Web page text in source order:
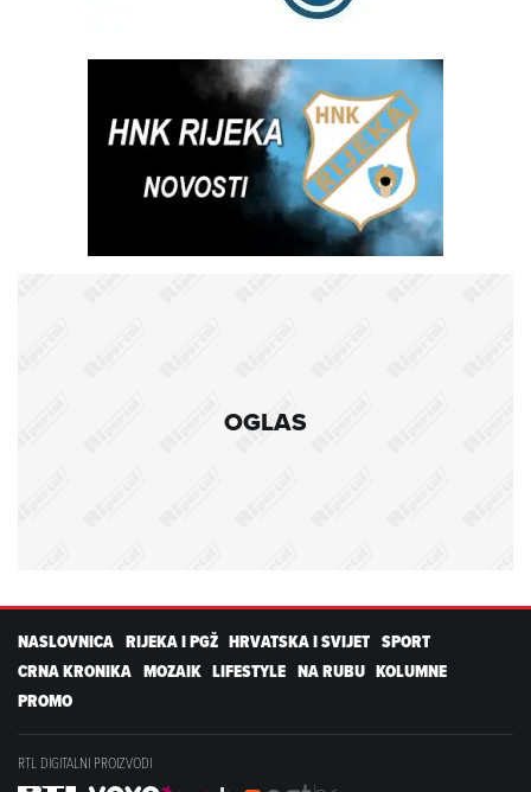
OGLAS
NASLOVNICA RIJEKA I PGŽ HRVATSKA I SVIJET SPORT
CRNA KRONIKA MOZAIK LIFESTYLE NA RUBU KOLUMNE
PROMO
RTL DIGITALNI PROIZVODI